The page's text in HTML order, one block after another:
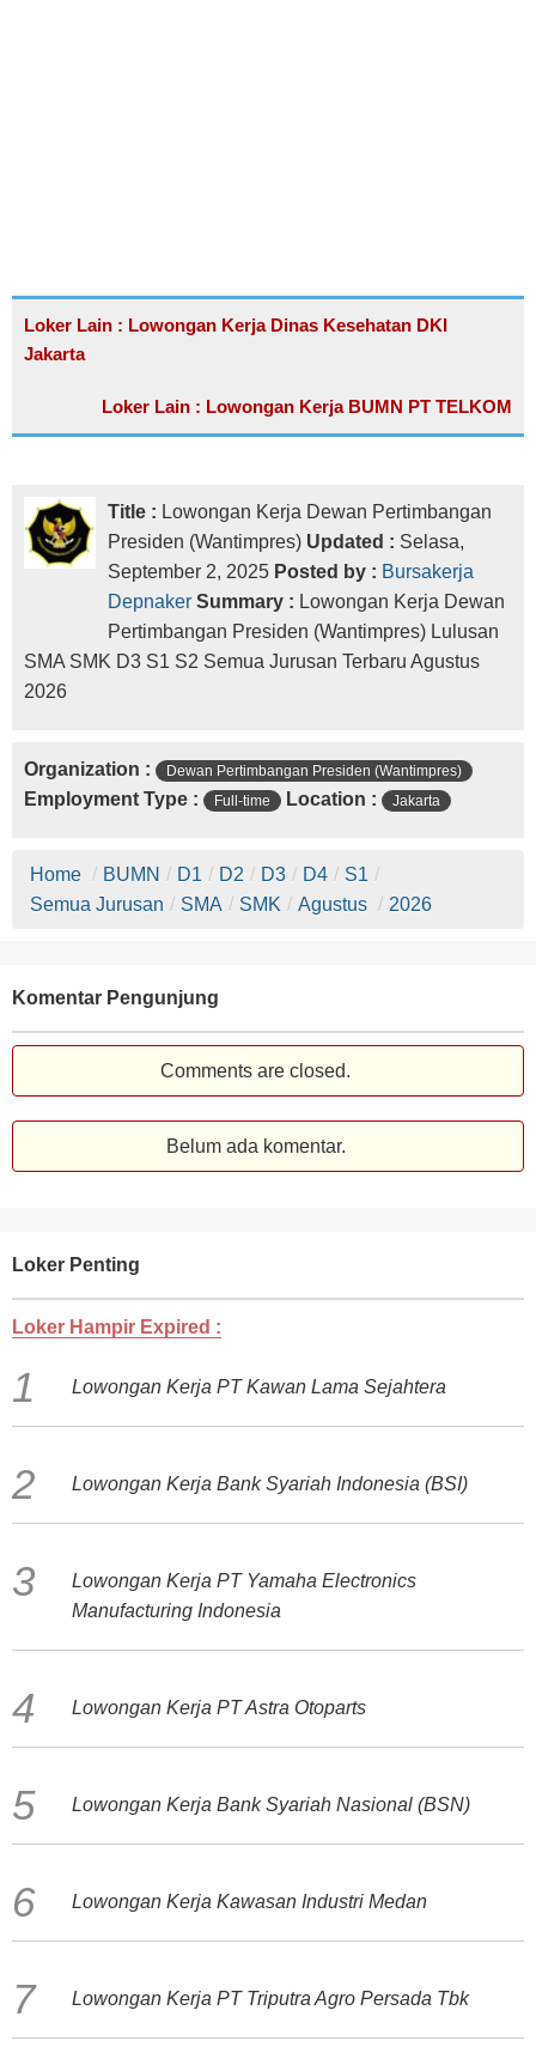
Loker Lain : Lowongan Kerja Dinas Kesehatan DKI
Jakarta
Loker Lain : Lowongan Kerja BUMN PT TELKOM
Title : Lowongan Kerja Dewan Pertimbangan
Presiden (Wantimpres) Updated : Selasa,
September 2, 2025 Posted by : Bursakerja
Depnaker Summary : Lowongan Kerja Dewan
Pertimbangan Presiden (Wantimpres) Lulusan
SMA SMK D3 S1 S2 Semua Jurusan Terbaru Agustus
2026
Organization : Dewan Pertimbangan Presiden (Wantimpres)
Employment Type : Full-time Location : Jakarta
Home / BUMN / D1 / D2 / D3 / D4 / S1 /
Semua Jurusan / SMA / SMK / Agustus / 2026
Komentar Pengunjung
Comments are closed.
Belum ada komentar.
Loker Penting
Loker Hampir Expired :
Lowongan Kerja PT Kawan Lama Sejahtera
Lowongan Kerja Bank Syariah Indonesia (BSI)
Lowongan Kerja PT Yamaha Electronics
Manufacturing Indonesia
Lowongan Kerja PT Astra Otoparts
Lowongan Kerja Bank Syariah Nasional (BSN)
Lowongan Kerja Kawasan Industri Medan
Lowongan Kerja PT Triputra Agro Persada Tbk